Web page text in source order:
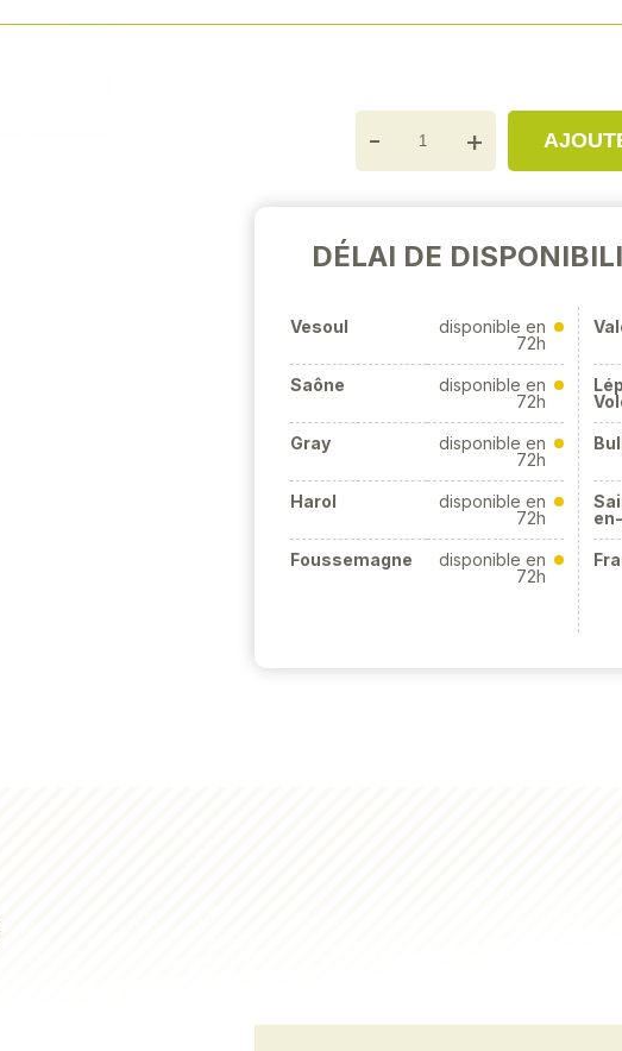
Chrome Vanadium, finition chromée
- +
DÉLAI DE
Vesoul
disponible en
72h
Saône
disponible en
72h
Gray
disponible en
72h
Harol
disponible en
72h
Foussemagne
disponible en
72h